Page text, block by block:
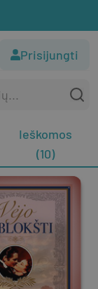
Prisijungti
Ieškomos
(10)